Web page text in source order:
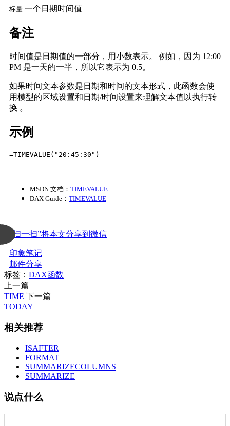
标量 一个日期时间值
备注
时间值是日期值的一部分，用小数表示。
例如，因为 12:00
PM 是一天的一半，所以它表示为 0.5。
如果时间文本参数是日期和时间的文本形式，此函数会使
用模型的区域设置和日期/时间设置来理解文本值以执行转
换 。
示例
=TIMEVALUE("20:45:30")
MSDN 文档： TIMEVALUE
DAX Guide： TIMEVALUE
“扫一扫”将本文分享到微信
印象笔记
邮件分享
标签： DAX函数
上一篇
TIME 下一篇
TODAY
相关推荐
ISAFTER
FORMAT
SUMMARIZECOLUMNS
SUMMARIZE
说点什么